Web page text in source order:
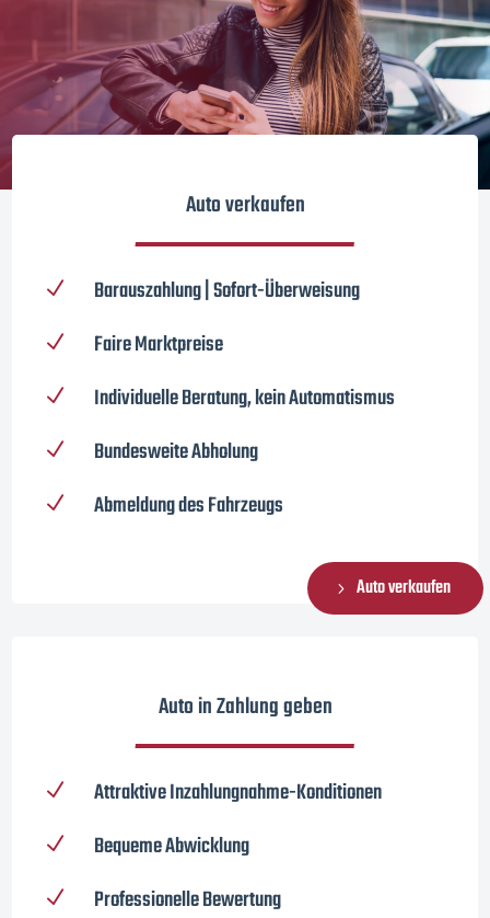
Auto verkaufen
N Barauszahlung | Sofort-Überweisung
N Faire Marktpreise
N Individuelle Beratung, kein Automatismus
N Bundesweite Abholung
N Abmeldung des Fahrzeugs
Auto verkaufen
Auto in Zahlung geben
N Attraktive Inzahlungnahme-Konditionen
N Bequeme Abwicklung
N Professionelle Bewertung